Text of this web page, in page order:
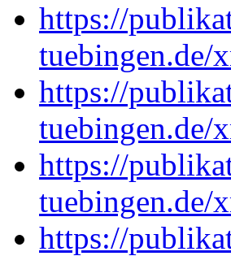
https://
tuebingen.de/
https://
tuebingen.de/
https://
tuebingen.de/
https://